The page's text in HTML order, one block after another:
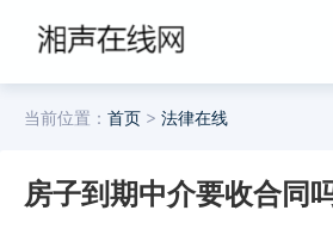
当前位置： 首页 > 法律在线
房子到期中介要收合同